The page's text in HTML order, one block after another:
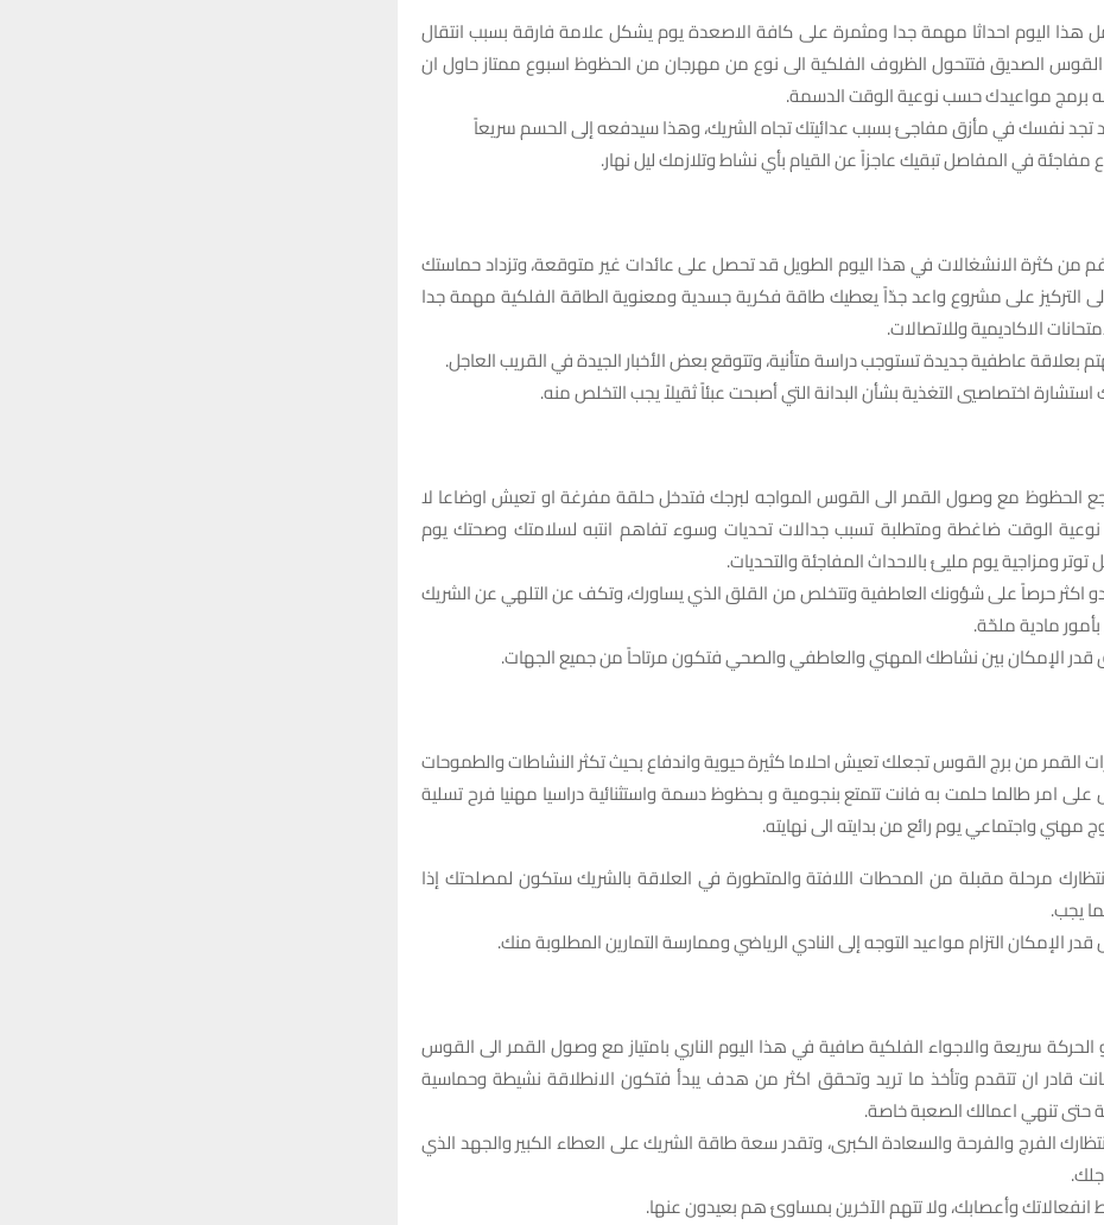
هذا اليوم احداثا مهمة جدا ومثمرة على كافة الاصعدة يوم يشكل علامة فارقة بسبب انتقال
القوس الصديق فتتحول الظروف الفلكية الى نوع من مهرجان من الحظوظ اسبوع ممتاز حاول ان
برمج مواعيدك حسب نوعية الوقت الدسمة.
تجد نفسك في مأزق مفاجئ بسبب عدائيتك تجاه الشريك، وهذا سيدفعه إلى الحسم سريعاً
مفاجئة في المفاصل تبقيك عاجزاً عن القيام بأي نشاط وتلازمك ليل نهار.
من كثرة الانشغالات في هذا اليوم الطويل قد تحصل على عائدات غير متوقعة، وتزداد حماستك
التركيز على مشروع واعد جدّاً يعطيك طاقة فكرية جسدية ومعنوية الطاقة الفلكية مهمة جدا
الاكاديمية وللاتصالات.
بعلاقة عاطفية جديدة تستوجب دراسة متأنية، وتتوقع بعض الأخبار الجيدة في القريب العاجل.
اختصاصيي التغذية بشأن البدانة التي أصبحت عبئاً ثقيلاً يجب التخلص منه.
الحظوظ مع وصول القمر الى القوس المواجه لبرجك فتدخل حلقة مفرغة او تعيش اوضاعا لا
الوقت ضاغطة ومتطلبة تسبب جدالات تحديات وسوء تفاهم انتبه لسلامتك وصحتك يوم
ومزاجية يوم مليئ بالاحداث المفاجئة والتحديات.
اكثر حرصاً على شؤونك العاطفية وتتخلص من القلق الذي يساورك، وتكف عن التلهي عن الشريك
مادية ملحّة.
الإمكان بين نشاطك المهني والعاطفي والصحي فتكون مرتاحاً من جميع الجهات.
القمر من برج القوس تجعلك تعيش احلاما كثيرة حيوية واندفاع بحيث تكثر النشاطات والطموحات
امر طالما حلمت به فانت تتمتع بنجومية و بحظوظ دسمة واستثنائية دراسيا مهنيا فرح تسلية
مهني واجتماعي يوم رائع من بدايته الى نهايته.
مرحلة مقبلة من المحطات اللافتة والمتطورة في العلاقة بالشريك ستكون لمصلحتك إذا
يجب.
الإمكان التزام مواعيد التوجه إلى النادي الرياضي وممارسة التمارين المطلوبة منك.
الحركة سريعة والاجواء الفلكية صافية في هذا اليوم الناري بامتياز مع وصول القمر الى القوس
قادر ان تتقدم وتأخذ ما تريد وتحقق اكثر من هدف يبدأ فتكون الانطلاقة نشيطة وحماسية
حتى تنهي اعمالك الصعبة خاصة.
الفرج والفرحة والسعادة الكبرى، وتقدر سعة طاقة الشريك على العطاء الكبير والجهد الذي
انفعالاتك وأعصابك، ولا تتهم الآخرين بمساوئ هم بعيدون عنها.